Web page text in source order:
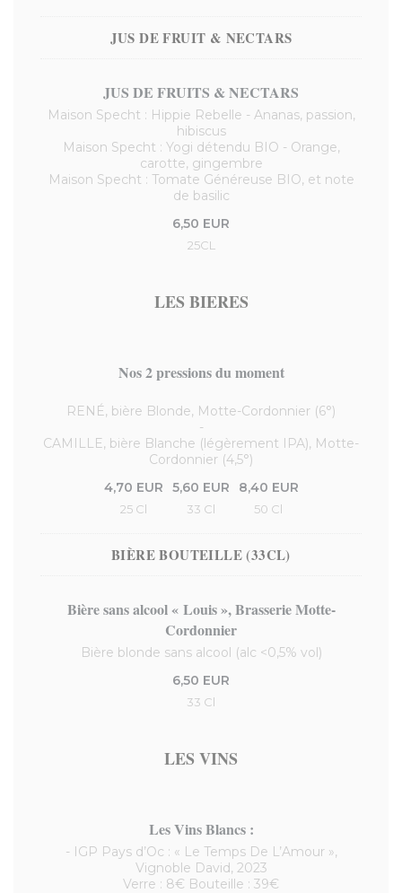
JUS DE FRUIT & NECTARS
JUS DE FRUITS & NECTARS
Maison Specht : Hippie Rebelle - Ananas, passion,
hibiscus
Maison Specht : Yogi détendu BIO - Orange,
carotte, gingembre
Maison Specht : Tomate Généreuse BIO, et note
de basilic
6,50 EUR
25CL
LES BIERES
Nos 2 pressions du moment
RENÉ, bière Blonde, Motte-Cordonnier (6°)
-
CAMILLE, bière Blanche (légèrement IPA), Motte-
Cordonnier (4,5°)
4,70 EUR
25 Cl
5,60 EUR
33 Cl
8,40 EUR
50 Cl
BIÈRE BOUTEILLE (33CL)
Bière sans alcool « Louis », Brasserie Motte-
Cordonnier
Bière blonde sans alcool (alc <0,5% vol)
6,50 EUR
33 Cl
LES VINS
Les Vins Blancs :
- IGP Pays d’Oc : « Le Temps De L’Amour »,
Vignoble David, 2023
Verre : 8€ Bouteille : 39€